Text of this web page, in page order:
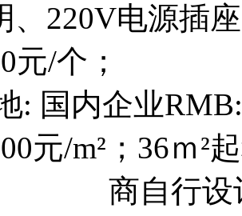
、220V电源插
元/个；
: 国内企业
元/m²；36ｍ²
设计搭建